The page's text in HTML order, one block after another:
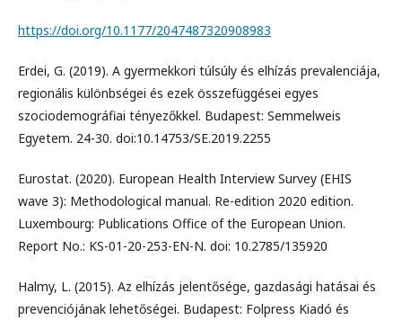
https://doi.org/10.1177/2047487320908983
Erdei, G. (2019). A gyermekkori túlsúly és elhízás prevalenciája,
regionális különbségei és ezek összefüggései egyes
szociodemográfiai tényezőkkel. Budapest: Semmelweis
Egyetem. 24-30. doi:10.14753/SE.2019.2255
Eurostat. (2020). European Health Interview Survey (EHIS
wave 3): Methodological manual. Re-edition 2020 edition.
Luxembourg: Publications Office of the European Union.
Report No.: KS-01-20-253-EN-N. doi: 10.2785/135920
Halmy, L. (2015). Az elhízás jelentősége, gazdasági hatásai és
prevenciójának lehetőségei. Budapest: Folpress Kiadó és